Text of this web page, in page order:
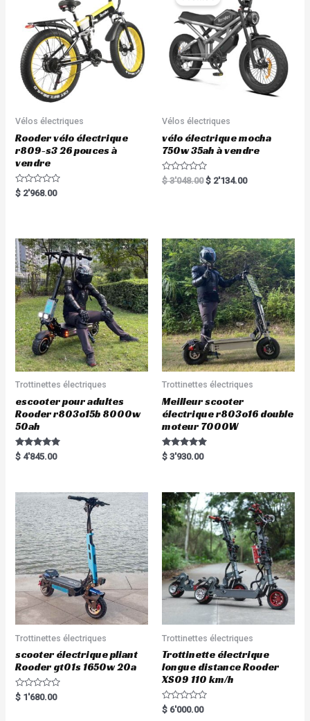
Vélos électriques
Rooder vélo électrique
r809-s3 26 pouces à
vendre
R
a
o
u
t
o
f
5
$ 2'968.00
Vélos électriques
vélo électrique mocha
750w 35ah à vendre
R
a
u
t
o
f
5
$3'048.00 $ 2'134.00
Trottinettes électriques
escooter pour adultes
Rooder r803o15b 8000w
50ah
Rated
5.00
$ 4'845.00
Trottinettes électriques
Meilleur scooter
électrique r803o16 double
moteur 7000W
Rated
5.00
$ 3'930.00
Trottinettes électriques
scooter électrique pliant
Rooder gt01s 1650w 20a
R
a
$ 1'680.00
Trottinettes électriques
Trottinette électrique
longue distance Rooder
XS09 110 km/h
R
a
$ 6'000.00